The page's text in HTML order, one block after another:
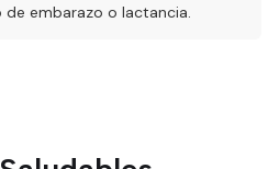
embarazo o lactancia.